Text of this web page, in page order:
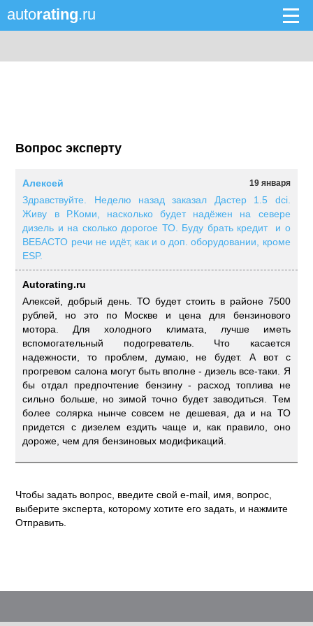
autorating.ru
Вопрос эксперту
19 января
Алексей
Здравствуйте. Неделю назад заказал Дастер 1.5 dci.
Живу в Р.Коми, насколько будет надёжен на севере
дизель и на сколько дорогое ТО. Буду брать кредит и о
ВЕБАСТО речи не идёт, как и о доп. оборудовании, кроме
ESP.
Autorating.ru
Алексей, добрый день. ТО будет стоить в районе 7500
рублей, но это по Москве и цена для бензинового
мотора. Для холодного климата, лучше иметь
вспомогательный подогреватель. Что касается
надежности, то проблем, думаю, не будет. А вот с
прогревом салона могут быть вполне - дизель все-таки. Я
бы отдал предпочтение бензину - расход топлива не
сильно больше, но зимой точно будет заводиться. Тем
более солярка нынче совсем не дешевая, да и на ТО
придется с дизелем ездить чаще и, как правило, оно
дороже, чем для бензиновых модификаций.
Чтобы задать вопрос, введите свой e-mail, имя, вопрос,
выберите эксперта, которому хотите его задать, и нажмите
Отправить.